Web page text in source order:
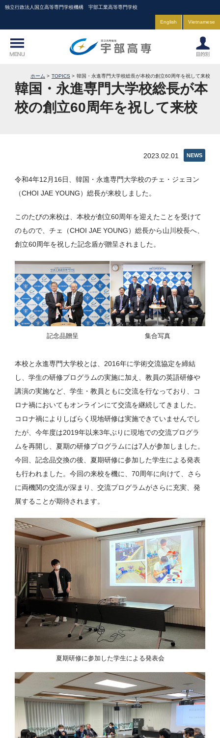
独立行政法人国立高等専門学校機構 宇部工業高等専門学校
English Vietnamese
ホーム TOPICS 韓国・永進専門大学校総長が本校の創立60周年を祝して来校
韓国・永進専門大学校総長が本
校の創立60周年を祝して来校
NEWS
2023.02.01
令和4年12月16日、韓国・永進専門大学校のチェ・ジェヨン
（CHOI JAE YOUNG）総長が来校しました。
このたびの来校は、本校が創立60周年を迎えたことを受けて
のもので、チェ（CHOI JAE YOUNG）総長から山川校長へ、
創立60周年を祝した記念盾が贈呈されました。
記念品贈呈 集合写真
本校と永進専門大学校とは、2016年に学術交流協定を締結
し、学生の研修プログラムの実施に加え、教員の英語研修や
講演の実施など、学生・教員ともに交流を行なっており、コ
ロナ禍においてもオンラインにて交流を継続してきました。
コロナ禍によりしばらく現地研修は実施できていませんでし
たが、今年度は2019年以来3年ぶりに現地での交流プログラ
ムを再開し、夏期の研修プログラムには7人が参加しました。
今回、記念品交換の後、夏期研修に参加した学生による発表
も行われました。今回の来校を機に、70周年に向けて、さら
に両機関の交流が深まり、交流プログラムがさらに充実、発
展することが期待されます。
夏期研修に参加した学生による発表会